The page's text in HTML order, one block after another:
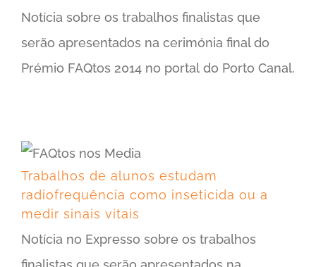
Notícia sobre os trabalhos finalistas que
serão apresentados na cerimónia final do
Prémio FAQtos 2014 no portal do Porto Canal.
Trabalhos de alunos estudam
radiofrequência como inseticida ou a
medir sinais vitais
Notícia no Expresso sobre os trabalhos